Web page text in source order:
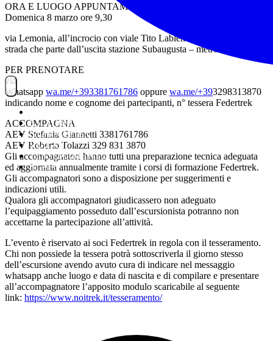
ESCURSIONI
GIORNALIERI
VIAGGI
TESSERAMENTO
STAFF
ORA E LUOGO APPUNTAMENTO
Domenica 8 marzo ore 9,30
via Lemonia, all’incrocio con viale Tito Labieno (in fondo alla
strada che parte dall’uscita stazione Subaugusta – metro A)
PER PRENOTARE
via
Whatsapp wa.me/+393381761786 oppure wa.me/+393298313870
indicando nome e cognome dei partecipanti, n° tessera Federtrek
ACCOMPAGNA
AEV Stefania Giannetti 3381761786
AEV Roberto Tolazzi 329 831 3870
Gli accompagnatori hanno tutti una preparazione tecnica adeguata
ed aggiornata annualmente tramite i corsi di formazione Federtrek.
Gli accompagnatori sono a disposizione per suggerimenti e
indicazioni utili.
Qualora gli accompagnatori giudicassero non adeguato
l’equipaggiamento posseduto dall’escursionista potranno non
accettarne la partecipazione all’attività.
L’evento è riservato ai soci Federtrek in regola con il tesseramento.
Chi non possiede la tessera potrà sottoscriverla il giorno stesso
dell’escursione avendo avuto cura di indicare nel messaggio
whatsapp anche luogo e data di nascita e di compilare e presentare
all’accompagnatore l’apposito modulo scaricabile al seguente
link: https://www.noitrek.it/tesseramento/